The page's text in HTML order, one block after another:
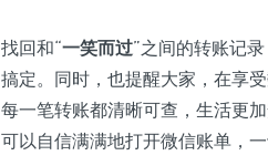
找回和“一笑而过”之间的转账记
搞定。同时，也提醒大家，在享
每一笔转账都清晰可查，生活更
可以自信满满地打开微信账单，一